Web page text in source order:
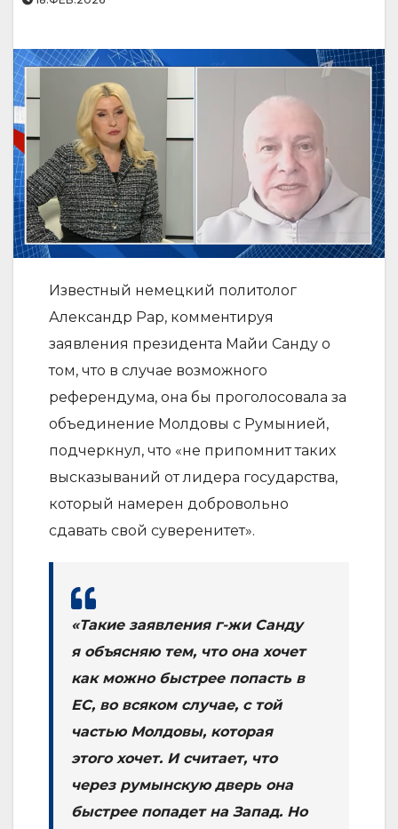
Известный немецкий политолог
Александр Рар, комментируя
заявления президента Майи Санду о
том, что в случае возможного
референдума, она бы проголосовала за
объединение Молдовы с Румынией,
подчеркнул, что «не припомнит таких
высказываний от лидера государства,
который намерен добровольно
сдавать свой суверенитет».
«Такие заявления г-жи Санду
я объясняю тем, что она хочет
как можно быстрее попасть в
ЕС, во всяком случае, с той
частью Молдовы, которая
этого хочет. И считает, что
через румынскую дверь она
быстрее попадет на Запад. Но